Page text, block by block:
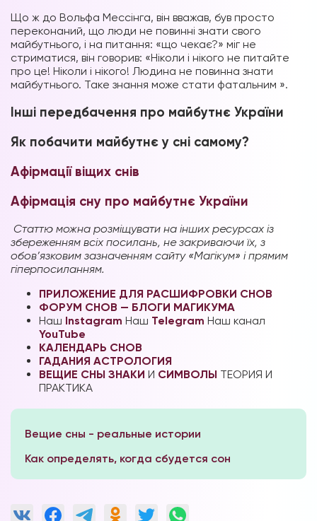
Що ж до Вольфа Мессінга, він вважав, був просто
переконаний, що люди не повинні знати свого
майбутнього, і на питання: «що чекає?» міг не
стриматися, він говорив: «Ніколи і нікого не питайте
про це! Ніколи і нікого! Людина не повинна знати
майбутнього. Таке знання може стати фатальним ».
Інші передбачення про майбутнє України
Як побачити майбутнє у сні самому?
Афірмації віщих снів
Афірмація сну про майбутнє України
Статтю можна розміщувати на інших ресурсах із
збереженням всіх посилань, не закриваючи їх, з
обов’язковим зазначенням сайту «Магікум» і прямим
гіперпосиланням.
ПРИЛОЖЕНИЕ ДЛЯ РАСШИФРОВКИ СНОВ
ФОРУМ СНОВ — БЛОГИ МАГИКУМА
Наш Instagram Наш Telegram Наш канал
YouTube
КАЛЕНДАРЬ СНОВ
ГАДАНИЯ АСТРОЛОГИЯ
ВЕЩИЕ СНЫ ЗНАКИ И СИМВОЛЫ ТЕОРИЯ И
ПРАКТИКА
Вещие сны - реальные истории
Как определять, когда сбудется сон